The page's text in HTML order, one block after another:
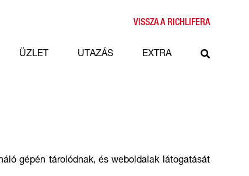
VISSZA A RICHLIFERA
ÜZLET UTAZÁS EXTRA
gépén tárolódnak, és weboldalak látogatását